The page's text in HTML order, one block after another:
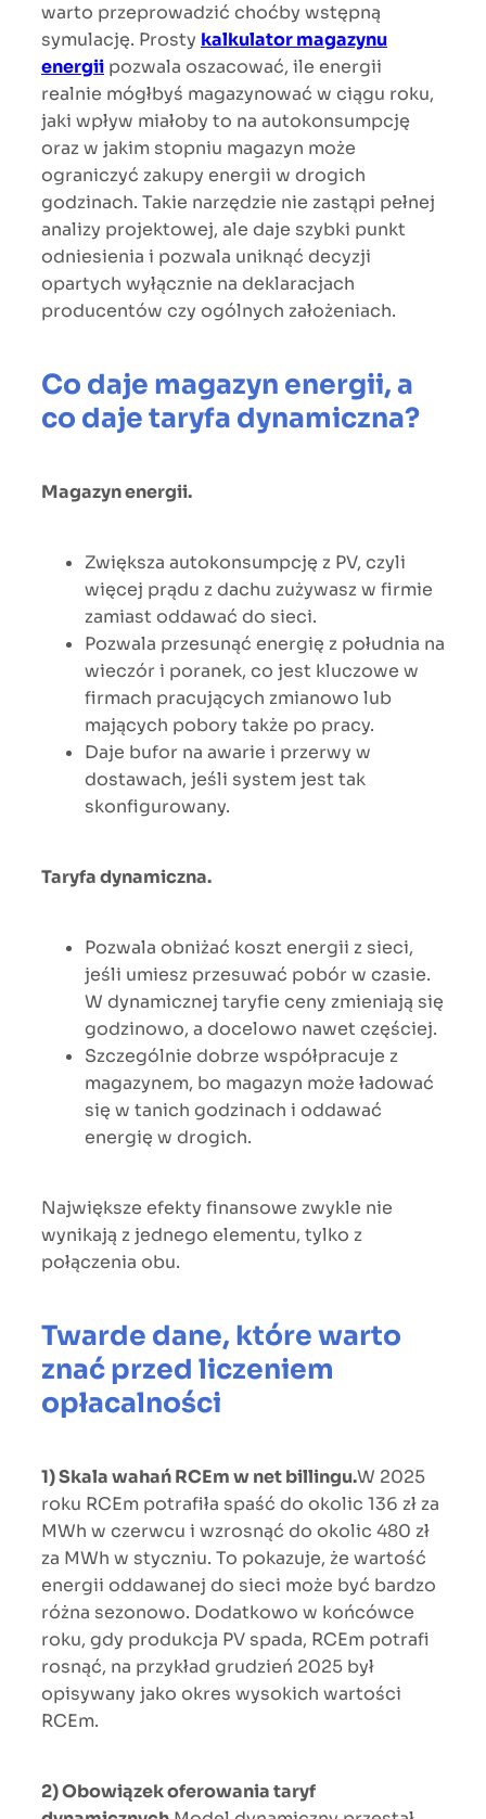
warto przeprowadzić choćby wstępną
symulację. Prosty kalkulator magazynu
energii pozwala oszacować, ile energii
realnie mógłbyś magazynować w ciągu roku,
jaki wpływ miałoby to na autokonsumpcję
oraz w jakim stopniu magazyn może
ograniczyć zakupy energii w drogich
godzinach. Takie narzędzie nie zastąpi pełnej
analizy projektowej, ale daje szybki punkt
odniesienia i pozwala uniknąć decyzji
opartych wyłącznie na deklaracjach
producentów czy ogólnych założeniach.
Co daje magazyn energii, a
co daje taryfa dynamiczna?
Magazyn energii.
Zwiększa autokonsumpcję z PV, czyli
więcej prądu z dachu zużywasz w firmie
zamiast oddawać do sieci.
Pozwala przesunąć energię z południa na
wieczór i poranek, co jest kluczowe w
firmach pracujących zmianowo lub
mających pobory także po pracy.
Daje bufor na awarie i przerwy w
dostawach, jeśli system jest tak
skonfigurowany.
Taryfa dynamiczna.
Pozwala obniżać koszt energii z sieci,
jeśli umiesz przesuwać pobór w czasie.
W dynamicznej taryfie ceny zmieniają się
godzinowo, a docelowo nawet częściej.
Szczególnie dobrze współpracuje z
magazynem, bo magazyn może ładować
się w tanich godzinach i oddawać
energię w drogich.
Największe efekty finansowe zwykle nie
wynikają z jednego elementu, tylko z
połączenia obu.
Twarde dane, które warto
znać przed liczeniem
opłacalności
1) Skala wahań RCEm w net billingu.W 2025
roku RCEm potrafiła spaść do okolic 136 zł za
MWh w czerwcu i wzrosnąć do okolic 480 zł
za MWh w styczniu. To pokazuje, że wartość
energii oddawanej do sieci może być bardzo
różna sezonowo. Dodatkowo w końcówce
roku, gdy produkcja PV spada, RCEm potrafi
rosnąć, na przykład grudzień 2025 był
opisywany jako okres wysokich wartości
RCEm.
2) Obowiązek oferowania taryf